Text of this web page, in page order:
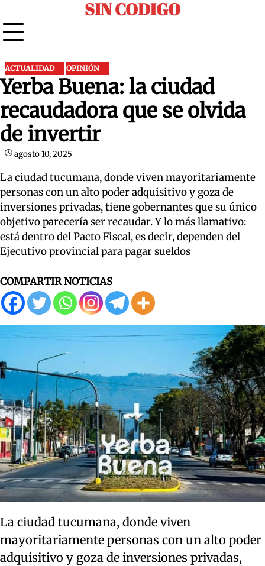
to
content
SIN CODIGO
ACTUALIDAD OPINIÓN
Yerba Buena: la ciudad
recaudadora que se olvida
de invertir
agosto 10, 2025
La ciudad tucumana, donde viven mayoritariamente
personas con un alto poder adquisitivo y goza de
inversiones privadas, tiene gobernantes que su único
objetivo parecería ser recaudar. Y lo más llamativo:
está dentro del Pacto Fiscal, es decir, dependen del
Ejecutivo provincial para pagar sueldos
COMPARTIR NOTICIAS
La ciudad tucumana, donde viven
mayoritariamente personas con un alto poder
adquisitivo y goza de inversiones privadas,